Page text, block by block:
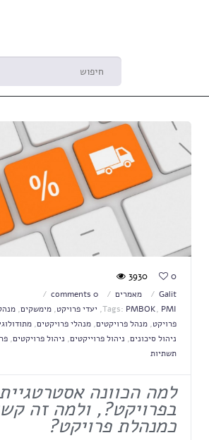
Galit
מאמרים
0 comments
Tags: PMBOK, PMI
, יעדי פרויקט, מימשקים,
פרויקט, מנהל פרויקטים, מנהלי פרויקטים,
ניהול סיכונים, ניהול פרוייקטים, ניהול פרויקטים,
תשתיות
3930 0
למה הכוונה
בפרויקט?,ולמה זה
כמנהלת פרויקט?